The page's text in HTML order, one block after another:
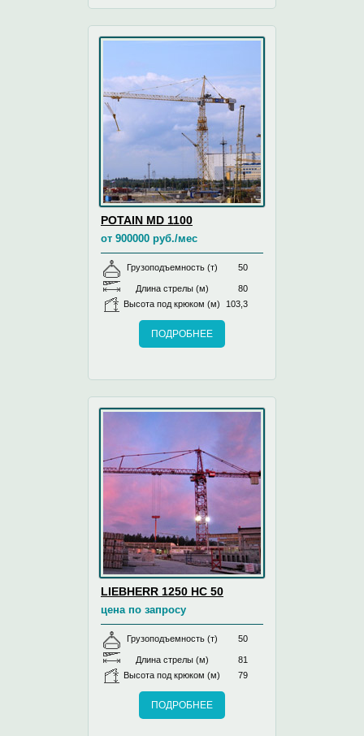
POTAIN MD 1100
от 900000 руб./мес
Грузоподъемность (т) 50
Длина стрелы (м)
80
Высота под крюком (м)
103,3
ПОДРОБНЕЕ
LIEBHERR 1250 HC 50
цена по запросу
Грузоподъемность (т) 50
Длина стрелы (м)
81
Высота под крюком (м)
79
ПОДРОБНЕЕ